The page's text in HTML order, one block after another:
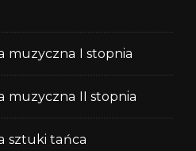
muzyczna I stopnia
muzyczna II stopnia
sztuki tańca